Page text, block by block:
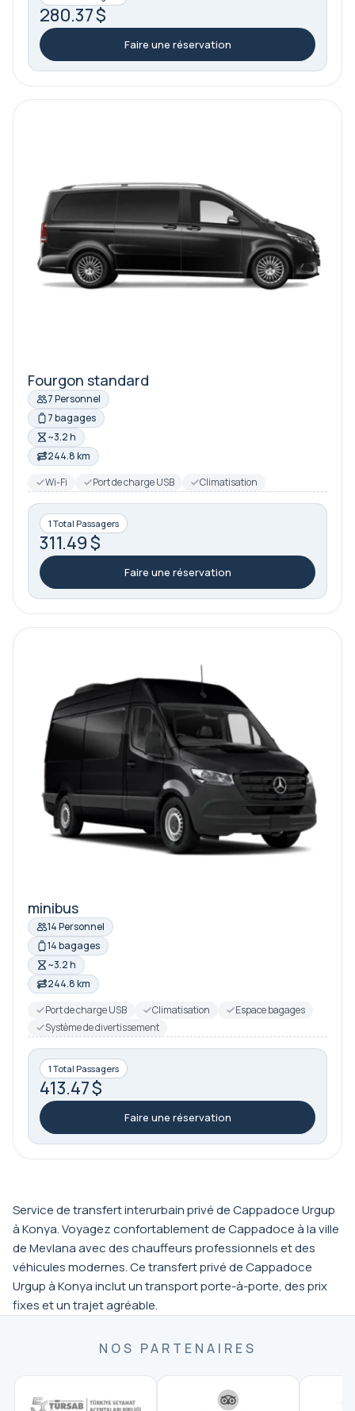
280.37 $
Faire une réservation
Fourgon standard
7 Personnel
7 bagages
~3.2 h
244.8 km
Wi-Fi
Port de charge USB Climatisation
1 Total Passagers
311.49 $
Faire une réservation
minibus
14 Personnel
14 bagages
~3.2 h
244.8 km
Port de charge USB
Climatisation
Espace bagages
Système de divertissement
1 Total Passagers
413.47 $
Faire une réservation
Service de transfert interurbain privé de Cappadoce Urgup
à Konya. Voyagez confortablement de Cappadoce à la ville
de Mevlana avec des chauffeurs professionnels et des
véhicules modernes. Ce transfert privé de Cappadoce
Urgup à Konya inclut un transport porte-à-porte, des prix
fixes et un trajet agréable.
NOS PARTENAIRES